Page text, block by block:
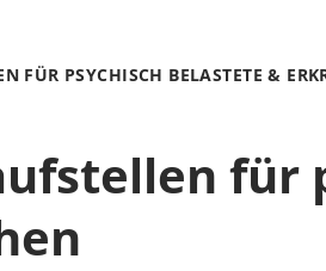
FÜR PSYCHISCH BELASTETE &
für